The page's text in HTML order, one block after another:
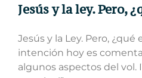
Jesús y la ley. Pero,
Jesús y la Ley. Pero, ¿qué
intención hoy es
algunos aspectos del vol.